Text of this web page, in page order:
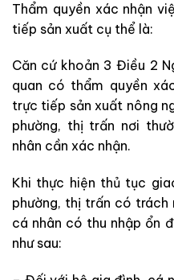
Thẩm quyền xác nhận
tiếp sản xuất cụ thể là:
Căn cứ khoản 3 Điều 2
quan có thẩm quyền
trực tiếp sản xuất nông
phường, thị trấn nơi
nhân cần xác nhận.
Khi thực hiện thủ tục
phường, thị trấn có trách
cá nhân có thu nhập ổn
như sau: